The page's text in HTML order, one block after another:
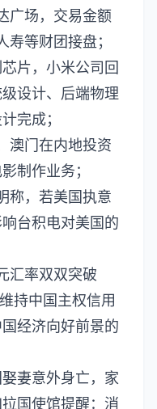
广场，交易金额
寿等财团接盘；
片，小米公司回
设计、后端物理
完成；
澳门在内地投资
制作业务；
称，若美国执意
台积电对美国的
汇率双双突破
持中国主权信用
经济向好前景的
妻意外身亡，家
国使馆提醒：消